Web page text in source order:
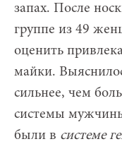
запах. После
группе из 49
оценить
майки.
сильнее, чем
системы
были в системе